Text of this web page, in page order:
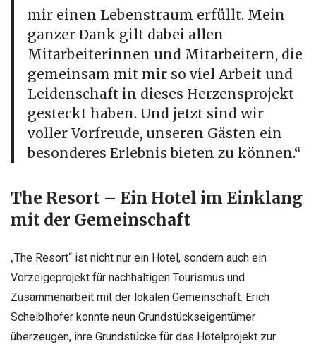
mir einen Lebenstraum erfüllt. Mein
ganzer Dank gilt dabei allen
Mitarbeiterinnen und Mitarbeitern, die
gemeinsam mit mir so viel Arbeit und
Leidenschaft in dieses Herzensprojekt
gesteckt haben. Und jetzt sind wir
voller Vorfreude, unseren Gästen ein
besonderes Erlebnis bieten zu können.“
The Resort – Ein Hotel im Einklang
mit der Gemeinschaft
„The Resort“ ist nicht nur ein Hotel, sondern auch ein
Vorzeigeprojekt für nachhaltigen Tourismus und
Zusammenarbeit mit der lokalen Gemeinschaft. Erich
Scheiblhofer konnte neun Grundstückseigentümer
überzeugen, ihre Grundstücke für das Hotelprojekt zur